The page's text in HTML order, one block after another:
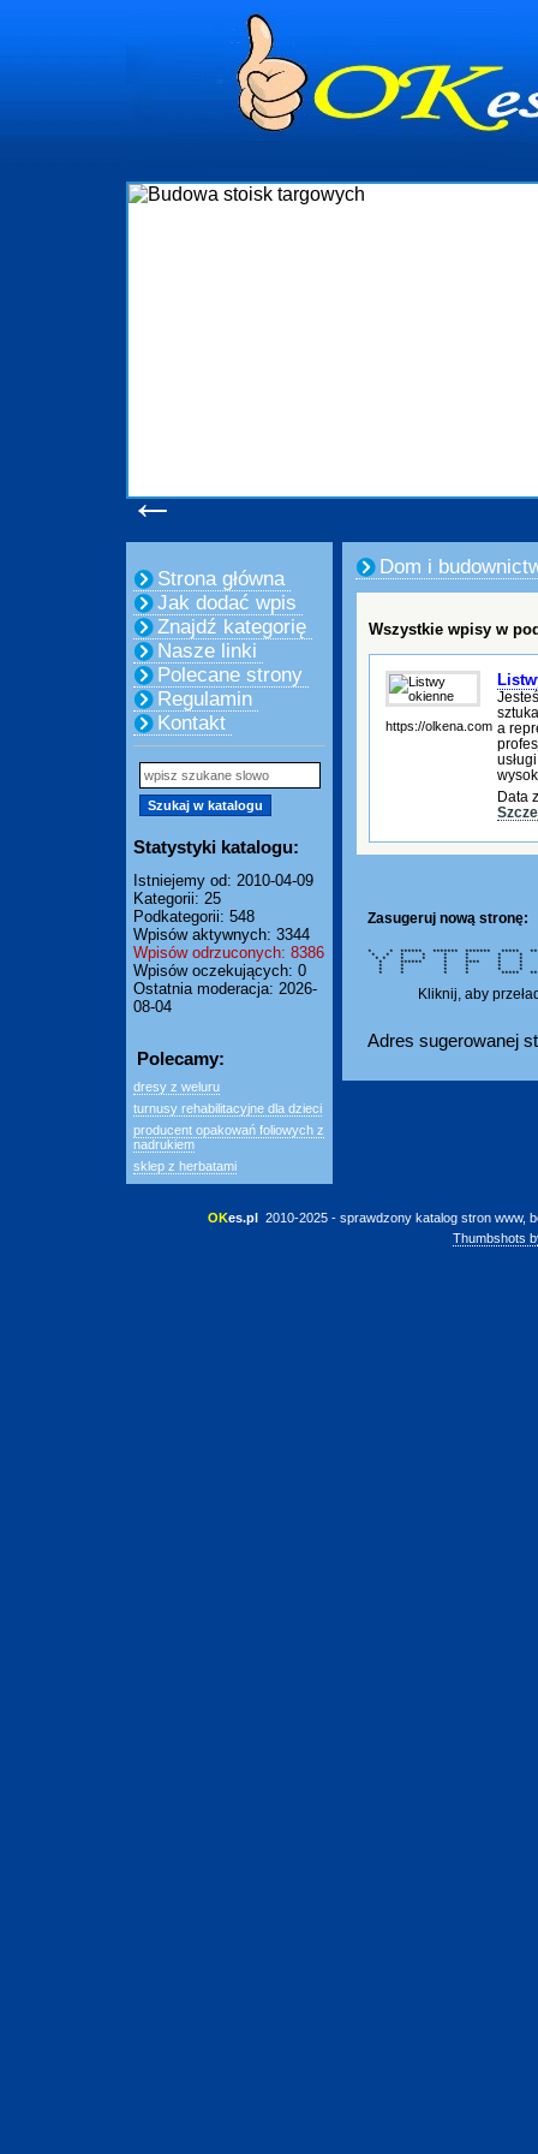
←
Strona główna
Jak dodać wpis
Znajdź kategorię
Nasze linki
Polecane strony
Regulamin
Kontakt
Statystyki katalogu:
Istniejemy od: 2010-04-09
Kategorii: 25
Podkategorii: 548
Wpisów aktywnych: 3344
Wpisów odrzuconych: 8386
Wpisów oczekujących: 0
Ostatnia moderacja: 2026-
08-04
Polecamy:
dresy z weluru
turnusy rehabilitacyjne dla dzieci
producent opakowań foliowych z
nadrukiem
sklep z herbatami
Dom i
Wszystkie wpisy w
https://olkena.com a
Data
Zasugeruj nową stronę:
* * ****** ******* ******* *****
* * * * * * *
* * * * * * *
* ****** * **** * *
* * * * * * *
* * * * * * *
* * * * ***** *******
Kliknij, aby
Adres sugerowanej
OKes.pl 2010-2025 - sprawdzony katalog stron www,
Thumbshots